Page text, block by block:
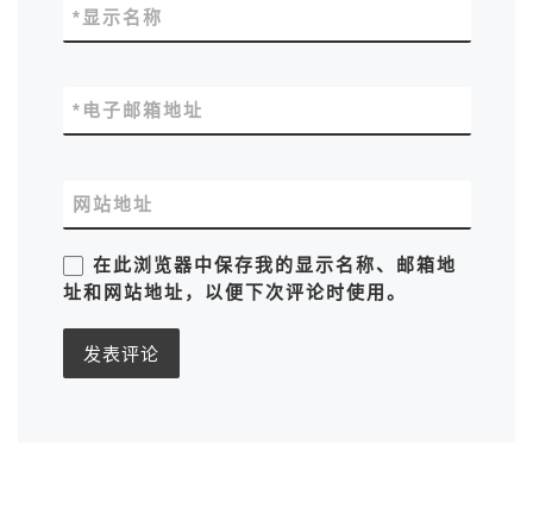
显示名称
*
电子邮箱地址
*
网站地址
在此浏览器中保存我的显示名称、邮箱地
址和网站地址，以便下次评论时使用。